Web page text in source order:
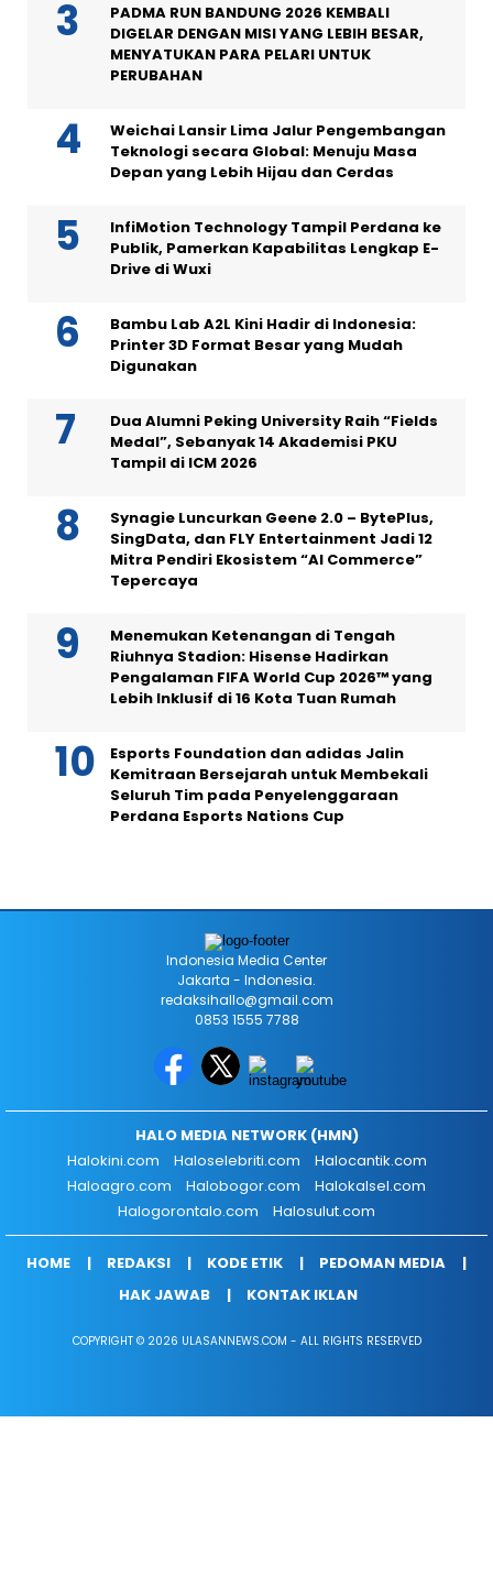
PADMA RUN BANDUNG 2026 KEMBALI
DIGELAR DENGAN MISI YANG LEBIH BESAR,
MENYATUKAN PARA PELARI UNTUK
PERUBAHAN
Weichai Lansir Lima Jalur Pengembangan
Teknologi secara Global: Menuju Masa
Depan yang Lebih Hijau dan Cerdas
InfiMotion Technology Tampil Perdana ke
Publik, Pamerkan Kapabilitas Lengkap E-
Drive di Wuxi
Bambu Lab A2L Kini Hadir di Indonesia:
Printer 3D Format Besar yang Mudah
Digunakan
Dua Alumni Peking University Raih “Fields
Medal”, Sebanyak 14 Akademisi PKU
Tampil di ICM 2026
Synagie Luncurkan Geene 2.0 – BytePlus,
SingData, dan FLY Entertainment Jadi 12
Mitra Pendiri Ekosistem “AI Commerce”
Tepercaya
Menemukan Ketenangan di Tengah
Riuhnya Stadion: Hisense Hadirkan
Pengalaman FIFA World Cup 2026™ yang
Lebih Inklusif di 16 Kota Tuan Rumah
Esports Foundation dan adidas Jalin
Kemitraan Bersejarah untuk Membekali
Seluruh Tim pada Penyelenggaraan
Perdana Esports Nations Cup
Indonesia Media Center
Jakarta - Indonesia.
redaksihallo@gmail.com
0853 1555 7788
HALO MEDIA NETWORK (HMN)
Halokini.com
Haloselebriti.com
Halocantik.com
Haloagro.com
Halobogor.com
Halokalsel.com
Halogorontalo.com
Halosulut.com
HOME REDAKSI KODE ETIK
PEDOMAN MEDIA
HAK JAWAB
KONTAK IKLAN
COPYRIGHT © 2026 ULASANNEWS.COM - ALL RIGHTS RESERVED